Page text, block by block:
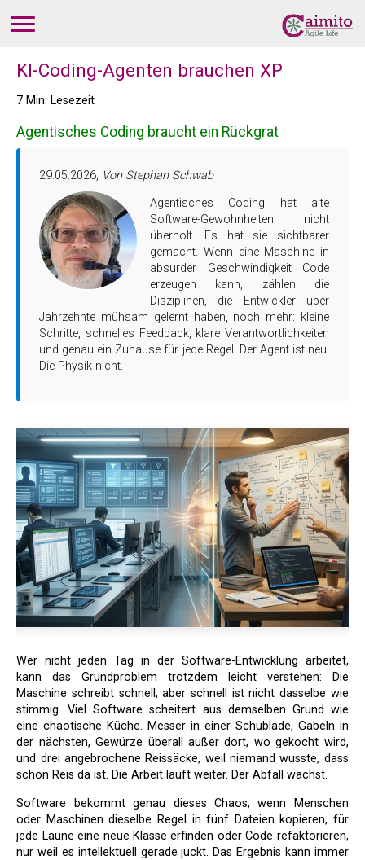
KI-Coding-Agenten brauchen XP
7 Min. Lesezeit
Agentisches Coding braucht ein Rückgrat
29.05.2026, Von Stephan Schwab
Agentisches Coding hat alte
Software-Gewohnheiten nicht
überholt. Es hat sie sichtbarer
gemacht. Wenn eine Maschine in
absurder Geschwindigkeit Code
erzeugen kann, zählen die
Disziplinen, die Entwickler über
Jahrzehnte mühsam gelernt haben, noch mehr: kleine
Schritte, schnelles Feedback, klare Verantwortlichkeiten
und genau ein Zuhause für jede Regel. Der Agent ist neu.
Die Physik nicht.
Wer nicht jeden Tag in der Software-Entwicklung arbeitet,
kann das Grundproblem trotzdem leicht verstehen: Die
Maschine schreibt schnell, aber schnell ist nicht dasselbe wie
stimmig. Viel Software scheitert aus demselben Grund wie
eine chaotische Küche. Messer in einer Schublade, Gabeln in
der nächsten, Gewürze überall außer dort, wo gekocht wird,
und drei angebrochene Reissäcke, weil niemand wusste, dass
schon Reis da ist. Die Arbeit läuft weiter. Der Abfall wächst.
Software bekommt genau dieses Chaos, wenn Menschen
oder Maschinen dieselbe Regel in fünf Dateien kopieren, für
jede Laune eine neue Klasse erfinden oder Code refaktorieren,
nur weil es intellektuell gerade juckt. Das Ergebnis kann immer